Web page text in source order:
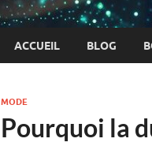
ACCUEIL BLOG
MODE
Pourquoi la